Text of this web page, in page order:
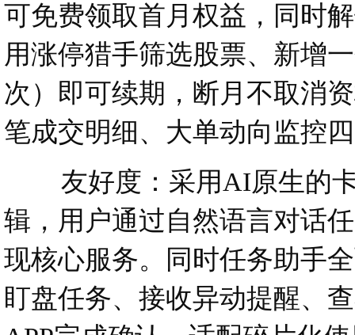
可免费领取首月权益，同时
用涨停猎手筛选股票、新增
次）即可续期，断月不取消
笔成交明细、大单动向监控
友好度：采用AI原生的卡
辑，用户通过自然语言对话
现核心服务。同时任务助手
盯盘任务、接收异动提醒、